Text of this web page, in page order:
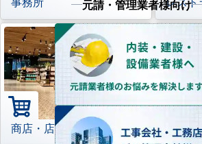
商店・店舗 工場
元請・管理業者様向け